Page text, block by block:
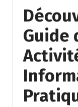
Guide